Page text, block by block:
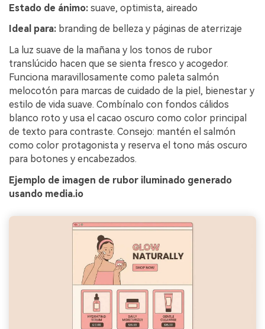
Estado de ánimo: suave, optimista, aireado
Ideal para: branding de belleza y páginas de aterrizaje
La luz suave de la mañana y los tonos de rubor
translúcido hacen que se sienta fresco y acogedor.
Funciona maravillosamente como paleta salmón
melocotón para marcas de cuidado de la piel, bienestar y
estilo de vida suave. Combínalo con fondos cálidos
blanco roto y usa el cacao oscuro como color principal
de texto para contraste. Consejo: mantén el salmón
como color protagonista y reserva el tono más oscuro
para botones y encabezados.
Ejemplo de imagen de rubor iluminado generado
usando media.io